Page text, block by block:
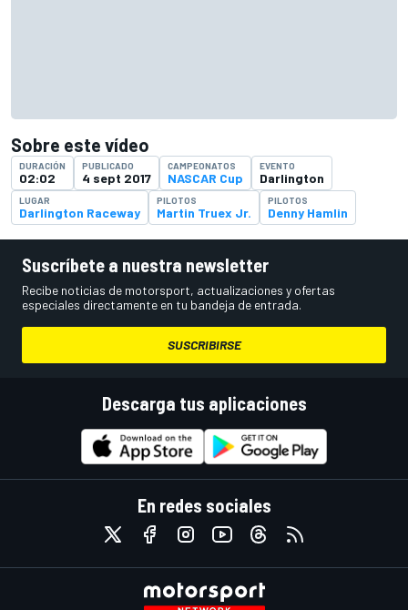
Sobre este vídeo
DURACIÓN
02:02
PUBLICADO
4 sept 2017
CAMPEONATOS
NASCAR Cup
EVENTO
Darlington
LUGAR
Darlington Raceway
PILOTOS
Martin Truex Jr.
PILOTOS
Denny Hamlin
Suscríbete a nuestra newsletter
Recibe noticias de motorsport, actualizaciones y ofertas
especiales directamente en tu bandeja de entrada.
SUSCRIBIRSE
Descarga tus aplicaciones
En redes sociales